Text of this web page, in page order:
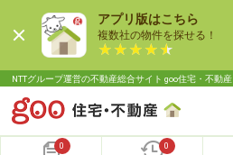
アプリ版はこちら
複数社の物件を探せる！
NTTグループ運営の不動産総合サイト goo住宅・不動産
0 0